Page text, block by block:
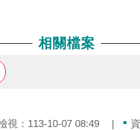
相關檔案
視：113-10-07 08:49